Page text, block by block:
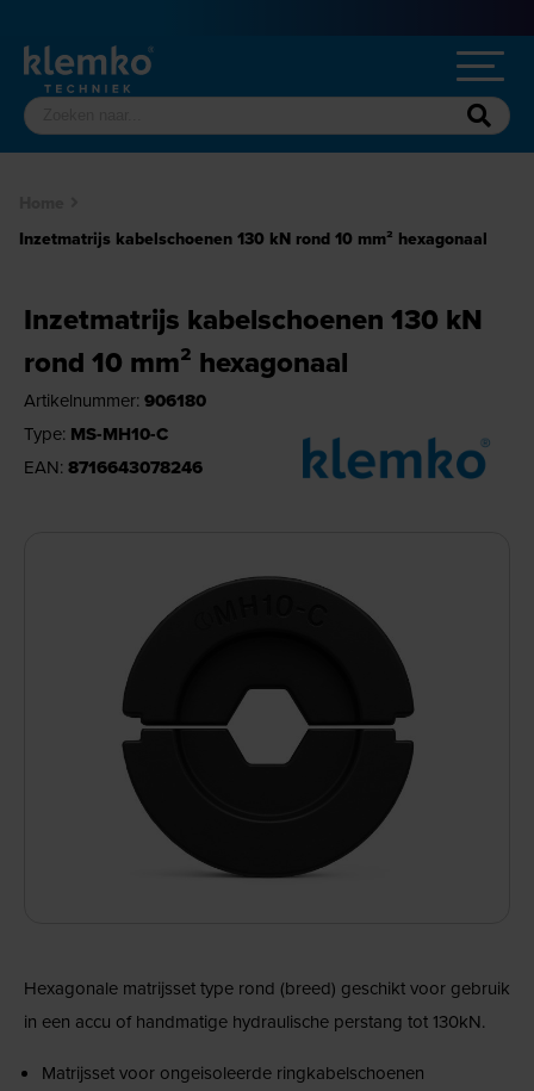
Inzetmatrijs kabelschoenen 130 kN rond 10 mm² hexagonaal
Inzetmatrijs kabelschoenen 130 kN
rond 10 mm² hexagonaal
Artikelnummer: 906180
Type: MS-MH10-C
EAN: 8716643078246
Hexagonale matrijsset type rond (breed) geschikt voor gebruik
in een accu of handmatige hydraulische perstang tot 130kN.
Matrijsset voor ongeisoleerde ringkabelschoenen